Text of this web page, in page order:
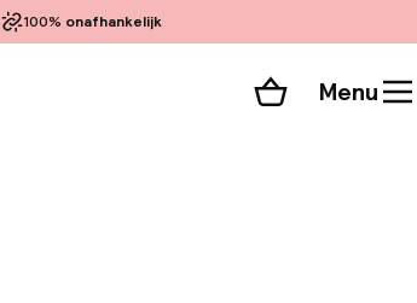
100% onafhankelijk
Winkelmand
Menu